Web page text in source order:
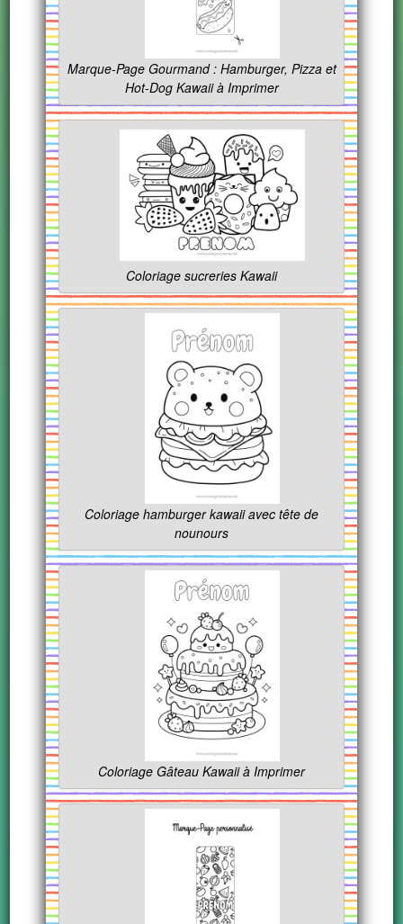
Marque-Page Gourmand : Hamburger, Pizza et
Hot-Dog Kawaii à Imprimer
Coloriage sucreries Kawaii
Coloriage hamburger kawaii avec tête de
nounours
Coloriage Gâteau Kawaii à Imprimer